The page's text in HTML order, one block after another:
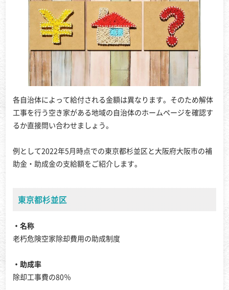
各自治体によって給付される金額は異なります。そのため解体
工事を行う空き家がある地域の自治体のホームページを確認す
るか直接問い合わせましょう。
例として2022年5月時点での東京都杉並区と大阪府大阪市の補
助金・助成金の支給額をご紹介します。
東京都杉並区
・名称
老朽危険空家除却費用の助成制度
・助成率
除却工事費の80％